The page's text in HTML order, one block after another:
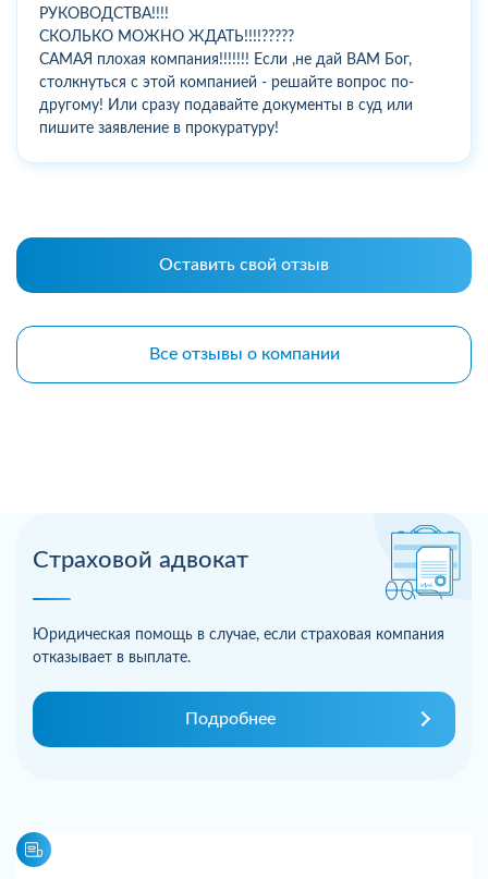
Страховой адвокат
Юридическая помощь в случае, если страховая компания
отказывает в выплате.
Подробнее
РУКОВОДСТВА!!!!
СКОЛЬКО МОЖНО ЖДАТЬ!!!!?????
САМАЯ плохая компания!!!!!!! Если ,не дай ВАМ Бог,
столкнуться с этой компанией - решайте вопрос по-
другому! Или сразу подавайте документы в суд или
пишите заявление в прокуратуру!
Оставить свой отзыв
Все отзывы о компании